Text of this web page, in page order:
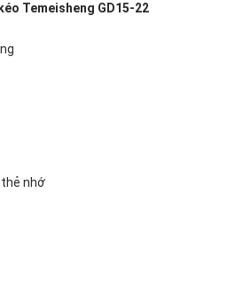
Temeisheng GD15-22
nhớ